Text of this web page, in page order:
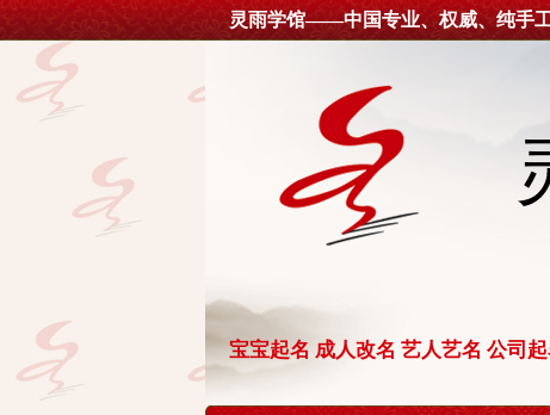
灵雨学馆——中国专业、权威、纯手
宝宝起名 成人改名 艺人艺名 公司